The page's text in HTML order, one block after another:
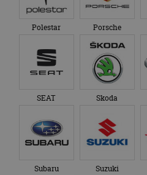
Polestar Porsche
SEAT Skoda
Subaru Suzuki